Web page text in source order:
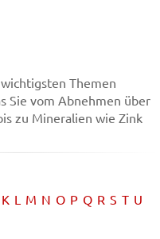
Themen
Sie vom Abnehmen über
zu Mineralien wie Zink
K L M N O P Q R S T U